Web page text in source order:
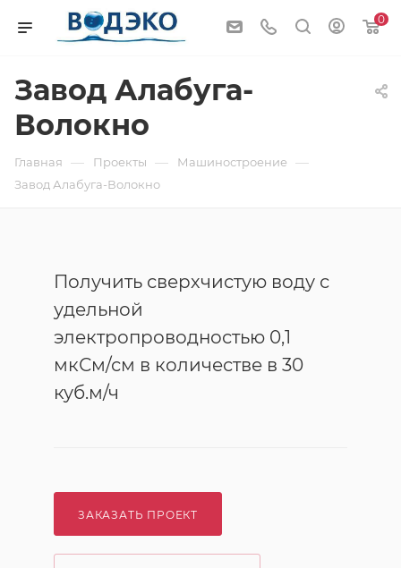
0
Завод Алабуга-
Волокно
Главная — Проекты — Машиностроение —
Завод Алабуга-Волокно
Получить сверхчистую воду с
удельной
электропроводностью 0,1
мкСм/см в количестве в 30
куб.м/ч
ЗАКАЗАТЬ ПРОЕКТ